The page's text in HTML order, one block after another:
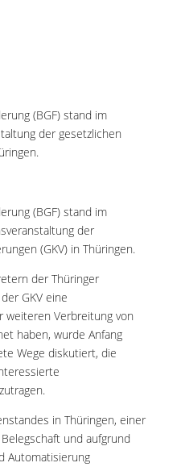
(BGF) stand im
der gesetzlichen
(BGF) stand im
der
(GKV) in Thüringen.
der Thüringer
GKV eine
weiteren Verbreitung von
haben, wurde Anfang
Wege diskutiert, die
in Thüringen, einer
und aufgrund
Automatisierung